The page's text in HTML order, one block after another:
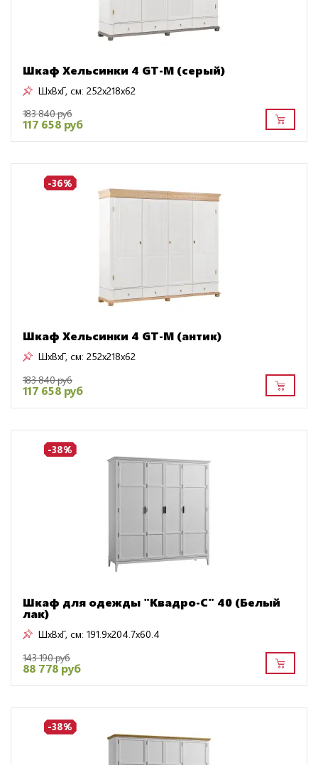
Шкаф Хельсинки 4 GT-М (серый)
ШxВxГ, см: 252x218x62
183 840 руб
117 658 руб
-36%
Шкаф Хельсинки 4 GT-М (антик)
ШxВxГ, см: 252x218x62
183 840 руб
117 658 руб
-38%
Шкаф для одежды "Квадро-С" 40 (Белый
лак)
ШxВxГ, см: 191.9x204.7x60.4
143 190 руб
88 778 руб
-38%